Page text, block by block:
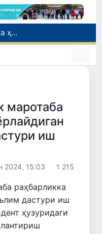
Адолат, холислик, ростлик ва ҳалоллик муҳитини яратишга қаратилган янги қонун тафсилоти
Ўзбекистонда зилзила содир бўлди
Риэлторлик фаолияти тартибга солинди
маротаба
иш
2024, 15:03 1 215
раҳбарликка
дастури иш
ҳузуридаги